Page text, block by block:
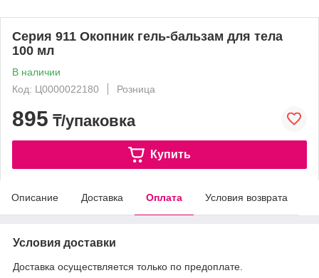
Серия 911 Окопник гель-бальзам для тела
100 мл
В наличии
Код: Ц0000022180
Розница
895 ₸/упаковка
Купить
Описание Доставка Оплата Условия возврата
Условия доставки
Доставка осуществляется только по предоплате.